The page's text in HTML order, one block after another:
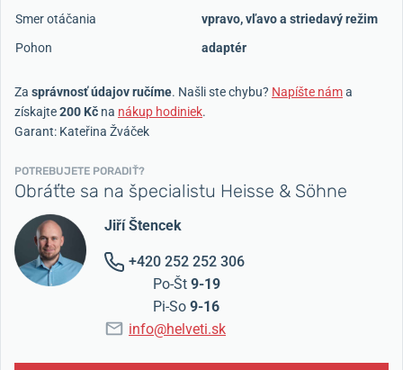
Smer otáčania
vpravo, vľavo a striedavý režim
Pohon
adaptér
Za správnosť údajov ručíme. Našli ste chybu? Napíšte náma
získajte200 Kč na nákup hodiniek.
Garant: Kateřina Žváček
POTREBUJETE PORADIŤ?
Obráťte sa na špecialistu Heisse & Söhne
Jiří Štencek
+420 252 252 306
Po-Št 9-19
Pi-So 9-16
info@helveti.sk